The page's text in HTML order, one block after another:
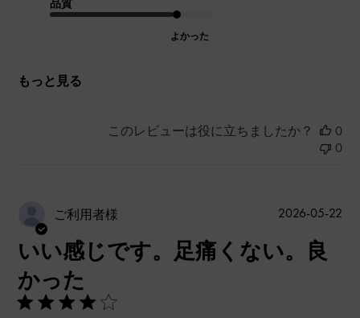
品質
よかった
もっと見る
このレビューは役に立ちましたか？
0
0
ご利用者様
いい感じです。足痛くない。良
かった
公
2026-05-22